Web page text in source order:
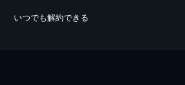
いつでも解約できる